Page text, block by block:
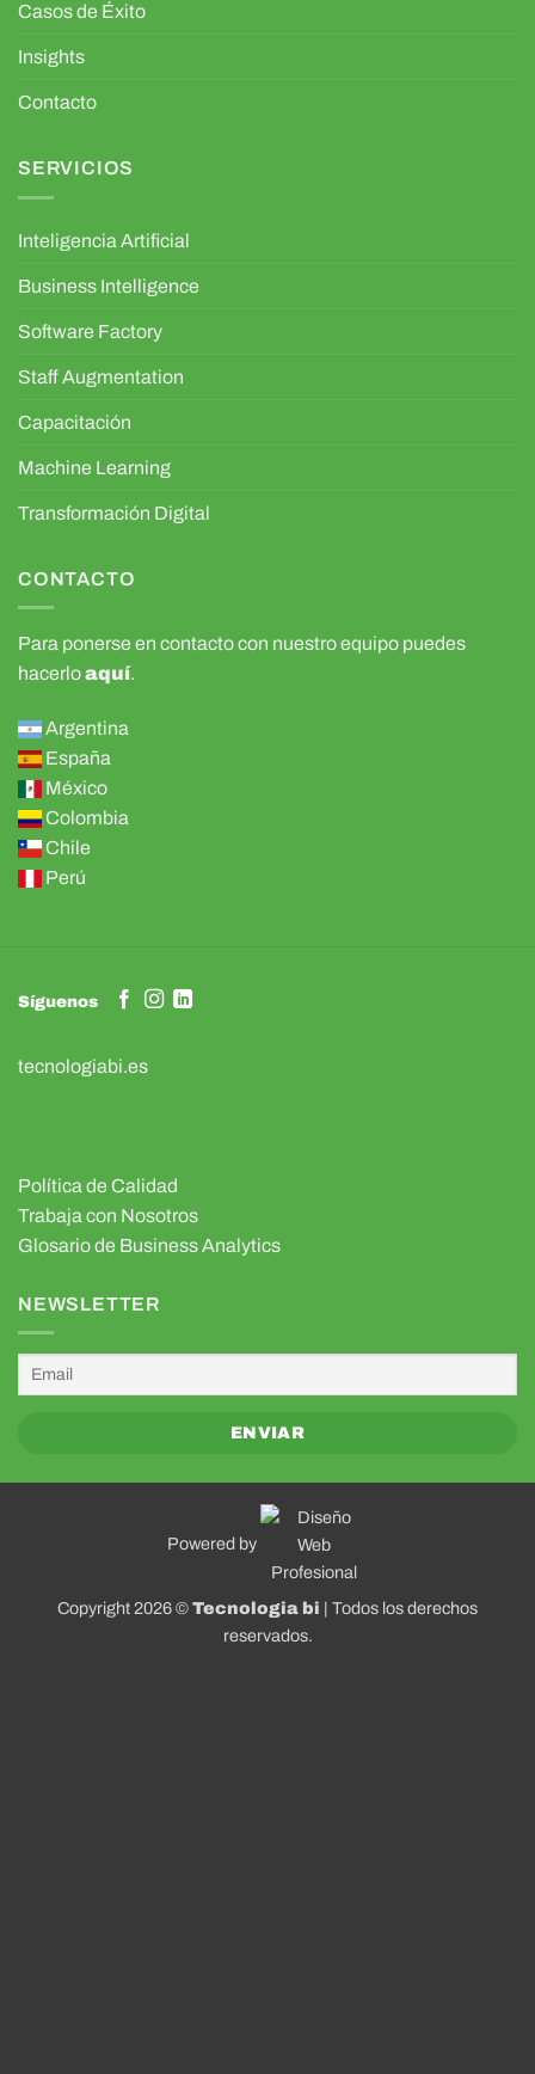
Casos de Éxito
Insights
Contacto
SERVICIOS
Inteligencia Artificial
Business Intelligence
Software Factory
Staff Augmentation
Capacitación
Machine Learning
Transformación Digital
CONTACTO
Para ponerse en contacto con nuestro equipo puedes
hacerloaquí.
Argentina
España
México
Colombia
Chile
Perú
Síguenos
tecnologiabi.es
Política de Calidad
Trabaja con Nosotros
Glosario de Business Analytics
NEWSLETTER
Powered by
Copyright 2026 ©Tecnologia bi | Todos los derechos
reservados.